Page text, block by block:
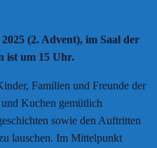
(2. Advent), im Saal der
ist um 15 Uhr.
Familien und Freunde der
Kuchen gemütlich
sowie den Auftritten
lauschen. Im Mittelpunkt